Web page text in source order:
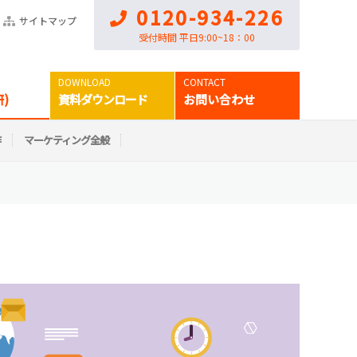
サイトマップ 0120-934-226
受付時間 平日9:00~18：00
) 資料ダウンロード お問い合わせ
マーケティング全般